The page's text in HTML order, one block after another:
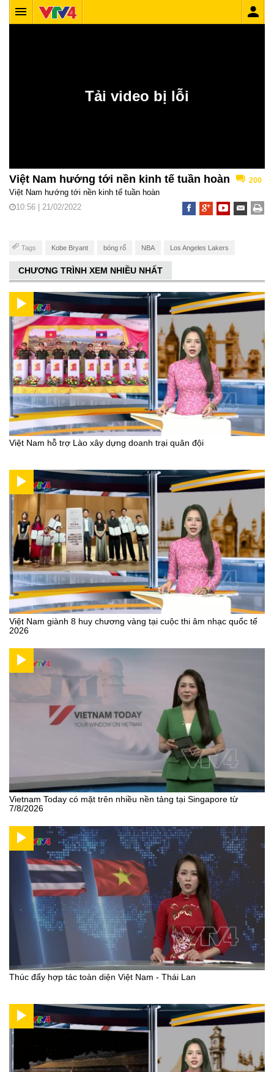
Việt Nam hướng tới nền kinh tế tuần hoàn 200
Việt Nam hướng tới nền kinh tế tuần hoàn
10:56 | 21/02/2022
Tags Kobe Bryant bóng rổ NBA Los Angeles Lakers
CHƯƠNG TRÌNH XEM NHIỀU NHẤT
Việt Nam hỗ trợ Lào xây dựng doanh trại quân đội
Việt Nam giành 8 huy chương vàng tại cuộc thi âm nhạc quốc tế
2026
Vietnam Today có mặt trên nhiều nền tảng tại Singapore từ
7/8/2026
Thúc đẩy hợp tác toàn diện Việt Nam - Thái Lan